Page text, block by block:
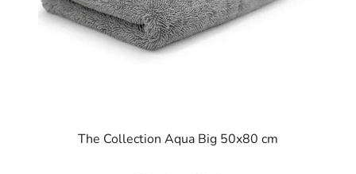
The Collection Aqua Big 50x80 cm